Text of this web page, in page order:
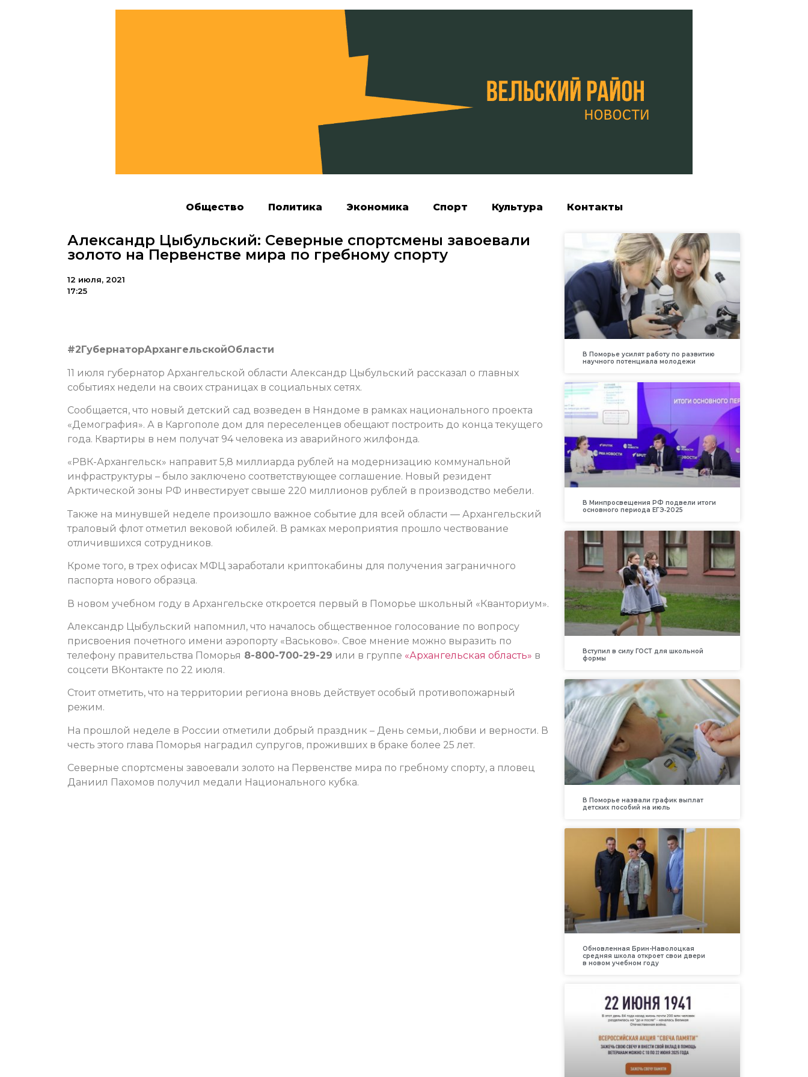
Общество Политика Экономика Спорт Культура Контакты
Александр Цыбульский: Северные спортсмены завоевали
золото на Первенстве мира по гребному спорту
12 июля, 2021
17:25
#2ГубернаторАрхангельскойОбласти
11 июля губернатор Архангельской области Александр Цыбульский рассказал о главных
событиях недели на своих страницах в социальных сетях.
Сообщается, что новый детский сад возведен в Няндоме в рамках национального проекта
«Демография». А в Каргополе дом для переселенцев обещают построить до конца текущего
года. Квартиры в нем получат 94 человека из аварийного жилфонда.
«РВК-Архангельск» направит 5,8 миллиарда рублей на модернизацию коммунальной
инфраструктуры – было заключено соответствующее соглашение. Новый резидент
Арктической зоны РФ инвестирует свыше 220 миллионов рублей в производство мебели.
Также на минувшей неделе произошло важное событие для всей области — Архангельский
траловый флот отметил вековой юбилей. В рамках мероприятия прошло чествование
отличившихся сотрудников.
Кроме того, в трех офисах МФЦ заработали криптокабины для получения заграничного
паспорта нового образца.
В новом учебном году в Архангельске откроется первый в Поморье школьный «Кванториум».
Александр Цыбульский напомнил, что началось общественное голосование по вопросу
присвоения почетного имени аэропорту «Васьково». Свое мнение можно выразить по
телефону правительства Поморья 8-800-700-29-29 или в группе «Архангельская область» в
соцсети ВКонтакте по 22 июля.
Стоит отметить, что на территории региона вновь действует особый противопожарный
режим.
На прошлой неделе в России отметили добрый праздник – День семьи, любви и верности. В
честь этого глава Поморья наградил супругов, проживших в браке более 25 лет.
Северные спортсмены завоевали золото на Первенстве мира по гребному спорту, а пловец
Даниил Пахомов получил медали Национального кубка.
В Поморье усилят работу по развитию
научного потенциала молодежи
В Минпросвещения РФ подвели итоги
основного периода ЕГЭ‑2025
Вступил в силу ГОСТ для школьной
формы
В Поморье назвали график выплат
детских пособий на июль
Обновленная Брин-Наволоцкая
средняя школа откроет свои двери
в новом учебном году